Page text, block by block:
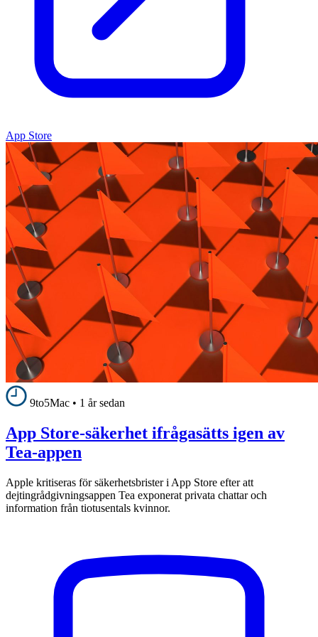
App Store
9to5Mac • 1 år sedan
App Store-säkerhet ifrågasätts igen av
Tea-appen
Apple kritiseras för säkerhetsbrister i App Store efter att
dejtingrådgivningsappen Tea exponerat privata chattar och
information från tiotusentals kvinnor.